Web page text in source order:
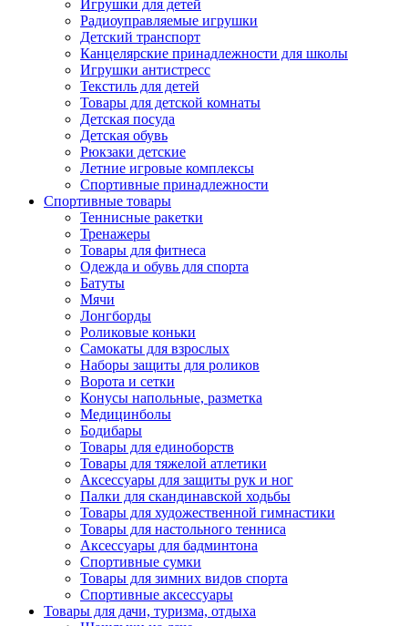
Игрушки для детей
Радиоуправляемые игрушки
Детский транспорт
Канцелярские принадлежности для школы
Игрушки антистресс
Текстиль для детей
Товары для детской комнаты
Детская посуда
Детская обувь
Рюкзаки детские
Летние игровые комплексы
Спортивные принадлежности
Спортивные товары
Теннисные ракетки
Тренажеры
Товары для фитнеса
Одежда и обувь для спорта
Батуты
Мячи
Лонгборды
Роликовые коньки
Самокаты для взрослых
Наборы защиты для роликов
Ворота и сетки
Конусы напольные, разметка
Медицинболы
Бодибары
Товары для единоборств
Товары для тяжелой атлетики
Аксессуары для защиты рук и ног
Палки для скандинавской ходьбы
Товары для художественной гимнастики
Товары для настольного тенниса
Аксессуары для бадминтона
Спортивные сумки
Товары для зимних видов спорта
Спортивные аксессуары
Товары для дачи, туризма, отдыха